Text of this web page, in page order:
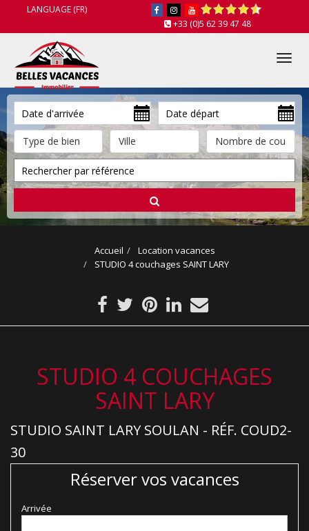
LANGUAGE (FR)
+33 (0)5 62 39 47 48
Accueil
Location vacances
STUDIO 4 couchages SAINT LARY
STUDIO 4 COUCHAGES
SAINT LARY
STUDIO SAINT LARY SOULAN - RÉF. COUD2-
30
Réserver vos vacances
Arrivée